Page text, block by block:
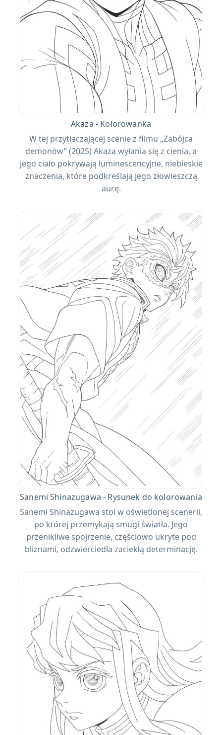
Akaza - Kolorowanka
W tej przytłaczającej scenie z filmu „Zabójca
demonów” (2025) Akaza wyłania się z cienia, a
jego ciało pokrywają luminescencyjne, niebieskie
znaczenia, które podkreślają jego złowieszczą
aurę.
Sanemi Shinazugawa - Rysunek do kolorowania
Sanemi Shinazugawa stoi w oświetlonej scenerii,
po której przemykają smugi światła. Jego
przenikliwe spojrzenie, częściowo ukryte pod
bliznami, odzwierciedla zaciekłą determinację.